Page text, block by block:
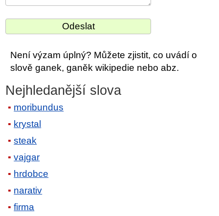
Není výzam úplný? Můžete zjistit, co uvádí o
slově ganek, ganěk wikipedie nebo abz.
Nejhledanější slova
moribundus
krystal
steak
vajgar
hrdobce
narativ
firma